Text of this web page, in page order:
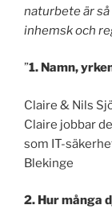
naturbete är
inhemsk och
”1. Namn,
Claire & Nils
Claire jobbar
som IT-
Blekinge
2. Hur många